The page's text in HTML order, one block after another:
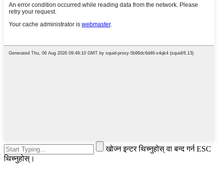
खोज्न इन्टर थिच्नुहोस् वा बन्द गर्न ESC
थिच्नुहोस्।